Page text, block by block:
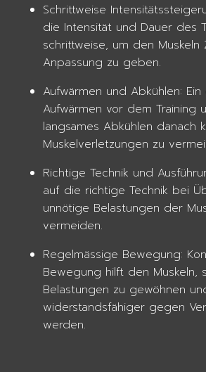
Schrittweise
die Intensität und Dauer des
schrittweise, um den Muskeln
Anpassung zu geben.
Aufwärmen und Abkühlen:
Aufwärmen vor dem Training
langsames Abkühlen danach
Muskelverletzungen zu
Richtige Technik und
auf die richtige Technik bei
unnötige Belastungen der
vermeiden.
Regelmässige Bewegung:
Bewegung hilft den Muskeln,
Belastungen zu gewöhnen
widerstandsfähiger gegen
werden.